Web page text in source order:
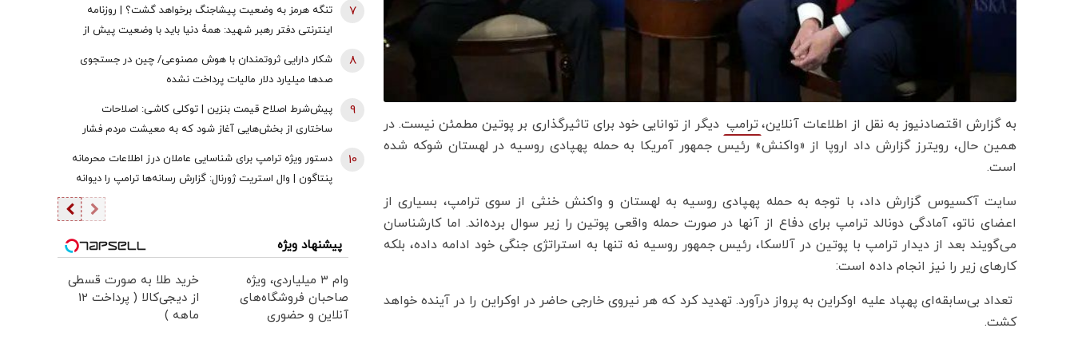
به گزارش اقتصادنیوز به نقل از اطلاعات آنلاین،ترامپ دیگر از توانایی خود برای تاثیرگذاری بر پوتین مطمئن نیست. در
همین حال، رویترز گزارش داد اروپا از «واکنش» رئیس جمهور آمریکا به حمله پهپادی روسیه در لهستان شوکه شده
است.
سایت آکسیوس گزارش داد، با توجه به حمله پهپادی روسیه به لهستان و واکنش خنثی از سوی ترامپ،‌ بسیاری از
اعضای ناتو، آمادگی دونالد ترامپ برای دفاع از آنها در صورت حمله واقعی پوتین را زیر سوال برده‌اند. اما کارشناسان
می‌گویند بعد از دیدار ترامپ با پوتین در آلاسکا، رئیس جمهور روسیه نه تنها به استراتژی جنگی خود ادامه داده، بلکه
کارهای زیر را نیز انجام داده است:
تعداد بی‌سابقه‌ای پهپاد علیه اوکراین به پرواز درآورد. تهدید کرد که هر نیروی خارجی حاضر در اوکراین را در آینده خواهد
کشت.
تنگه هرمز به وضعیت پیشاجنگ برخواهد گشت؟ | روزنامه
اینترنتی دفتر رهبر شهید: همۀ دنیا باید با وضعیت پیش از
7
شکار دارایی ثروتمندان با هوش مصنوعی/ چین در جستجوی
صدها میلیارد دلار مالیات پرداخت نشده
8
پیش‌شرط اصلاح قیمت بنزین | توکلی کاشی: اصلاحات
ساختاری از بخش‌هایی آغاز شود که به معیشت مردم فشار
9
دستور ویژه ترامپ برای شناسایی عاملان درز اطلاعات محرمانه
پنتاگون | وال استریت ژورنال: گزارش رسانه‌ها ترامپ را دیوانه
10
پیشنهاد ویژه
وام ۳ میلیاردی، ویژه
صاحبان فروشگاه‌های
آنلاین و حضوری
خرید طلا به صورت قسطی
از دیجی‌کالا ( پرداخت 12
ماهه )